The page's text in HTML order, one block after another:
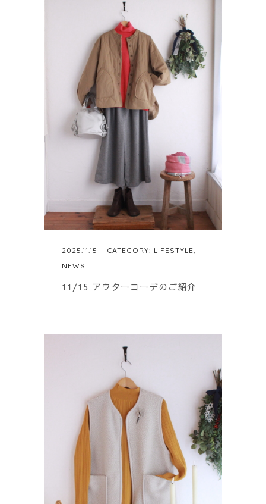
2025.11.15 | CATEGORY: LIFESTYLE,
NEWS
11/15 アウターコーデのご紹介